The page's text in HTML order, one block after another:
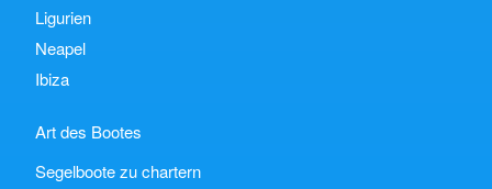
Ligurien
Neapel
Ibiza
Art des Bootes
Segelboote zu chartern